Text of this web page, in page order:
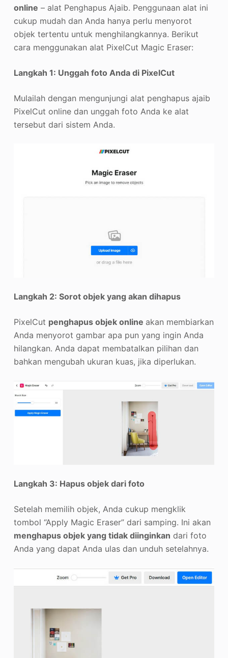
online – alat Penghapus Ajaib. Penggunaan alat ini
cukup mudah dan Anda hanya perlu menyorot
objek tertentu untuk menghilangkannya. Berikut
cara menggunakan alat PixelCut Magic Eraser:
Langkah 1: Unggah foto Anda di PixelCut
Mulailah dengan mengunjungi alat penghapus ajaib
PixelCut online dan unggah foto Anda ke alat
tersebut dari sistem Anda.
Langkah 2: Sorot objek yang akan dihapus
PixelCut penghapus objek online akan membiarkan
Anda menyorot gambar apa pun yang ingin Anda
hilangkan. Anda dapat membatalkan pilihan dan
bahkan mengubah ukuran kuas, jika diperlukan.
Langkah 3: Hapus objek dari foto
Setelah memilih objek, Anda cukup mengklik
tombol “Apply Magic Eraser” dari samping. Ini akan
menghapus objek yang tidak diinginkan dari foto
Anda yang dapat Anda ulas dan unduh setelahnya.